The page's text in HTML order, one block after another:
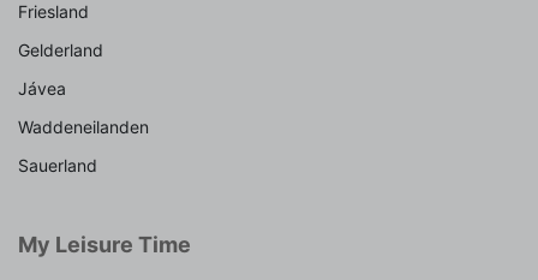
Friesland
Gelderland
Jávea
Waddeneilanden
Sauerland
My Leisure Time